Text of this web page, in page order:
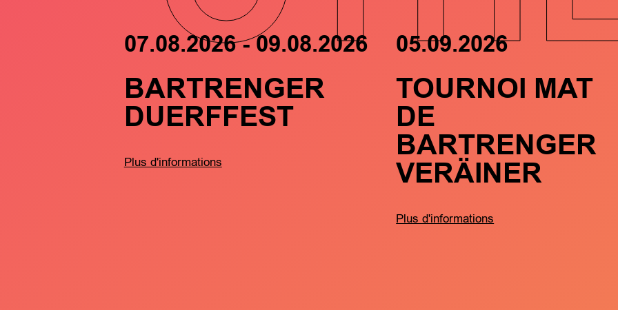
07.08.2026 - 09.08.2026
BARTRENGER
DUERFFEST
Plus d'informations
05.09.2026
TOURNOI MAT
DE
BARTRENGER
VERÄINER
Plus d'informations